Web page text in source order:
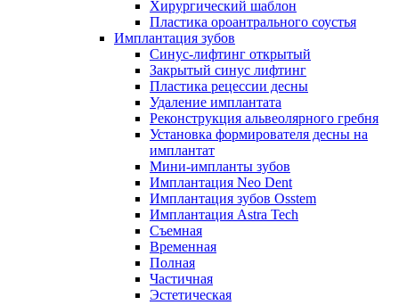
Хирургический шаблон
Пластика ороантрального соустья
Имплантация зубов
Синус-лифтинг открытый
Закрытый синус лифтинг
Пластика рецессии десны
Удаление имплантата
Реконструкция альвеолярного гребня
Установка формирователя десны на
имплантат
Мини-импланты зубов
Имплантация Neo Dent
Имплантация зубов Osstem
Имплантация Astra Tech
Съемная
Временная
Полная
Частичная
Эстетическая